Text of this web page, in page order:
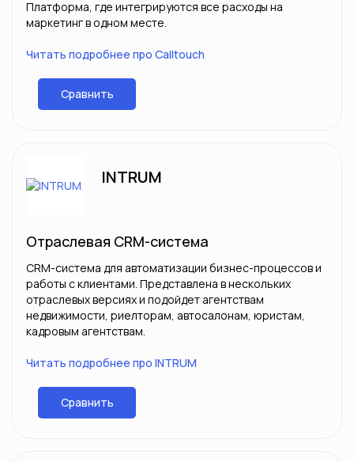
Платформа, где интегрируются все расходы на
маркетинг в одном месте.
Читать подробнее про Calltouch
Сравнить
INTRUM
Отраслевая CRM-система
CRM-система для автоматизации бизнес-процессов и
работы с клиентами. Представлена в нескольких
отраслевых версиях и подойдет агентствам
недвижимости, риелторам, автосалонам, юристам,
кадровым агентствам.
Читать подробнее про INTRUM
Сравнить